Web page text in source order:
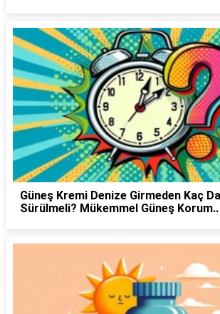
Güneş Kremi Denize Girmeden Kaç
Sürülmeli? Mükemmel Güneş Korum..